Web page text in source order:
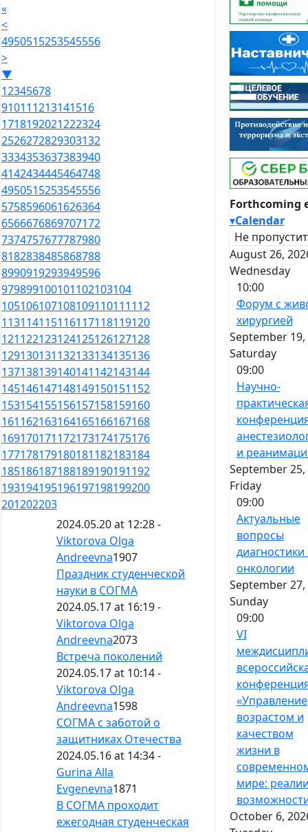
«
<
4950515253545556
>
▼
12345678
910111213141516
1718192021222324
2526272829303132
3334353637383940
4142434445464748
4950515253545556
5758596061626364
6566676869707172
7374757677787980
8182838485868788
8990919293949596
979899100101102103104
105106107108109110111112
113114115116117118119120
121122123124125126127128
129130131132133134135136
137138139140141142143144
145146147148149150151152
153154155156157158159160
161162163164165166167168
169170171172173174175176
177178179180181182183184
185186187188189190191192
193194195196197198199200
201202203
2024.05.20 at 12:28 -
Viktorova Olga
Andreevna1907
Праздник студенческой
науки в СОГМА
2024.05.17 at 16:19 -
Viktorova Olga
Andreevna2073
Встреча поколений
2024.05.17 at 10:14 -
Viktorova Olga
Andreevna1598
СОГМА с заботой о
защитниках Отечества
2024.05.16 at 14:34 -
Gurina Alla
Evgenevna1871
В СОГМА проходит
ежегодная студенческая
Forthcoming
▾Calendar
Не
August 26,
Wednesday
10:00
Форум с
хирургией
September 19,
Saturday
09:00
Научно-
и
September 25,
Friday
09:00
Актуальные
вопросы
диагностики
онкологии
September 27,
Sunday
09:00
VI
«Управление
возрастом и
качеством
жизни в
мире:
October 6,